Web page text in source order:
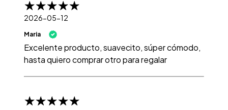
2026-05-12
Maria
Excelente producto, suavecito, súper cómodo,
hasta quiero comprar otro para regalar